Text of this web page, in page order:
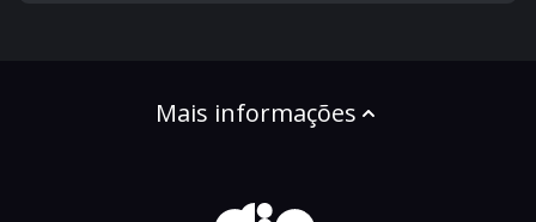
Mais informações